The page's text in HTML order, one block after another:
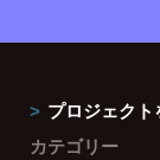
プロジェクト
カテゴリー